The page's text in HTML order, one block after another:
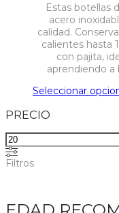
Estas botellas
acero
calidad.
calientes hasta
con pajita,
aprendiendo a
Seleccionar
PRECIO
Precio
mínimo
Filtros